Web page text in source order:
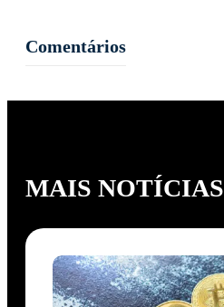
Comentários
MAIS NOTÍCIAS